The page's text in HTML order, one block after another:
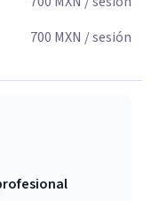
700 MXN / sesión